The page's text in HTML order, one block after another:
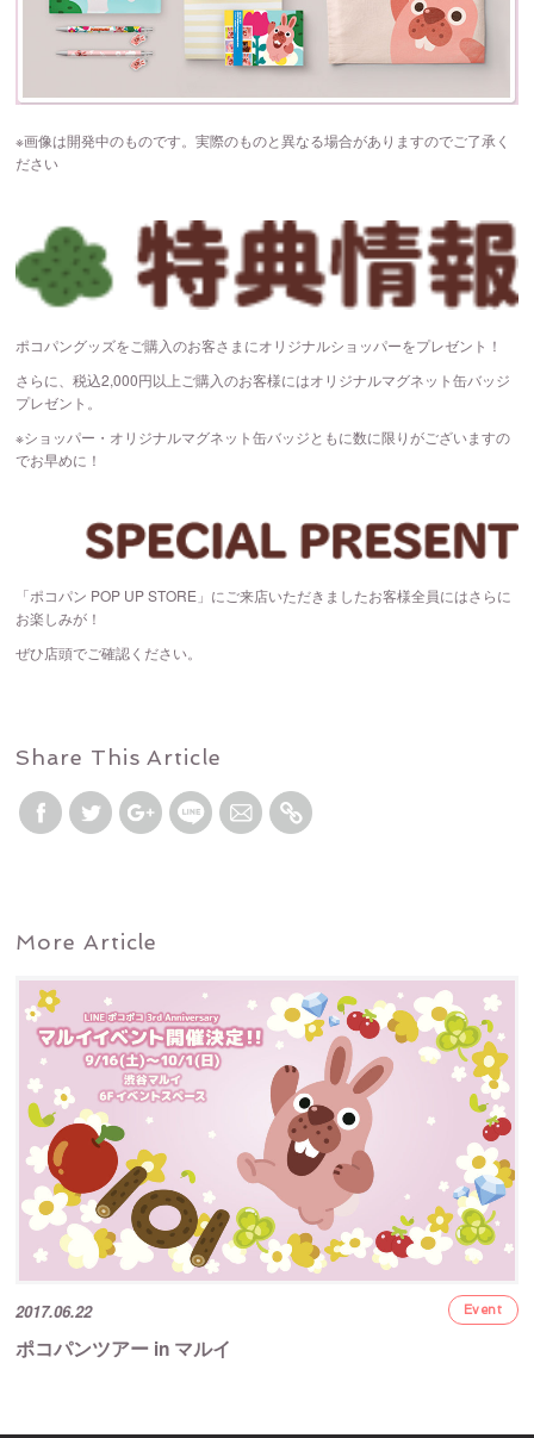
※画像は開発中のものです。実際のものと異なる場合がありますのでご了承く
ださい
ポコパングッズをご購入のお客さまにオリジナルショッパーをプレゼント！
さらに、税込2,000円以上ご購入のお客様にはオリジナルマグネット缶バッジ
プレゼント。
※ショッパー・オリジナルマグネット缶バッジともに数に限りがございますの
でお早めに！
「ポコパン POP UP STORE」にご来店いただきましたお客様全員にはさらに
お楽しみが！
ぜひ店頭でご確認ください。
Share This Article
More Article
2017.06.22 Event
ポコパンツアー in マルイ